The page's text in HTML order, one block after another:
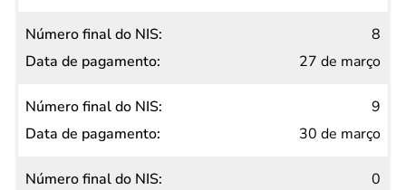
8
27 de março
9
30 de março
0